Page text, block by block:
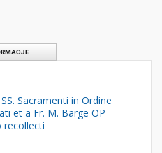
Sacramenti in Ordine
et a Fr. M. Barge OP
recollecti